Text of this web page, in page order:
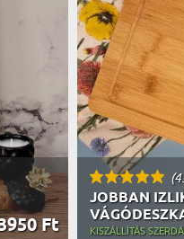
ÉLELMISZEREK
AZ AJÁNDÉK VONÁSAI
Ft
JOBBAN
KISZÁLLÍTÁS